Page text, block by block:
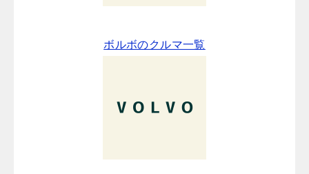
ボルボのクルマ一覧